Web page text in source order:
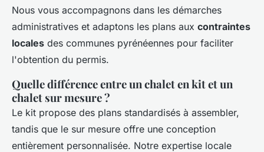
Nous vous accompagnons dans les démarches
administratives et adaptons les plans aux contraintes
locales des communes pyrénéennes pour faciliter
l'obtention du permis.
Quelle différence entre un chalet en kit et un
chalet sur mesure ?
Le kit propose des plans standardisés à assembler,
tandis que le sur mesure offre une conception
entièrement personnalisée. Notre expertise locale